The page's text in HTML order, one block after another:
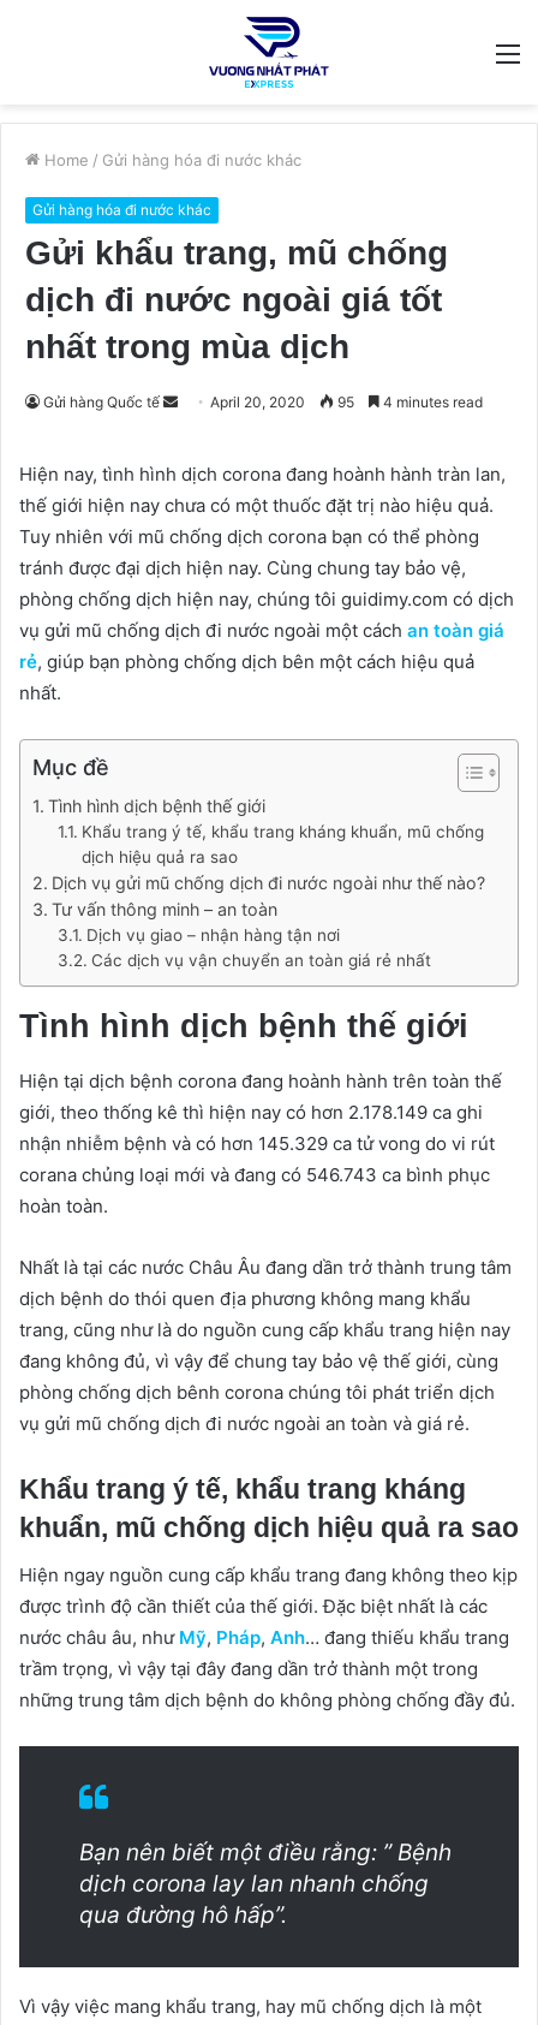
Home / Gửi hàng hóa đi nước khác
Gửi hàng hóa đi nước khác
Gửi khẩu trang, mũ chống
dịch đi nước ngoài giá tốt
nhất trong mùa dịch
Gửi hàng Quốc tế
SendApril 20, 2020 95 4 minutes read
Hiện nay, tình hình dịch corona đang hoành hành tràn lan,
thế giới hiện nay chưa có một thuốc đặt trị nào hiệu quả.
Tuy nhiên với mũ chống dịch corona bạn có thể phòng
tránh được đại dịch hiện nay. Cùng chung tay bảo vệ,
phòng chống dịch hiện nay, chúng tôi guidimy.com có dịch
vụ gửi mũ chống dịch đi nước ngoài một cách an toàn giá
rẻ, giúp bạn phòng chống dịch bên một cách hiệu quả
nhất.
Mục đề
Tình hình dịch bệnh thế giới
Khẩu trang ý tế, khẩu trang kháng khuẩn, mũ chống
dịch hiệu quả ra sao
Dịch vụ gửi mũ chống dịch đi nước ngoài như thế nào?
Tư vấn thông minh – an toàn
Dịch vụ giao – nhận hàng tận nơi
Các dịch vụ vận chuyển an toàn giá rẻ nhất
Tình hình dịch bệnh thế giới
Hiện tại dịch bệnh corona đang hoành hành trên toàn thế
giới, theo thống kê thì hiện nay có hơn 2.178.149 ca ghi
nhận nhiễm bệnh và có hơn 145.329 ca tử vong do vi rút
corana chủng loại mới và đang có 546.743 ca bình phục
hoàn toàn.
Nhất là tại các nước Châu Âu đang dần trở thành trung tâm
dịch bệnh do thói quen địa phương không mang khẩu
trang, cũng như là do nguồn cung cấp khẩu trang hiện nay
đang không đủ, vì vậy để chung tay bảo vệ thế giới, cùng
phòng chống dịch bênh corona chúng tôi phát triển dịch
vụ gửi mũ chống dịch đi nước ngoài an toàn và giá rẻ.
Khẩu trang ý tế, khẩu trang kháng
khuẩn, mũ chống dịch hiệu quả ra sao
Hiện ngay nguồn cung cấp khẩu trang đang không theo kịp
được trình độ cần thiết của thế giới. Đặc biệt nhất là các
nước châu âu, như Mỹ, Pháp, Anh… đang thiếu khẩu trang
trầm trọng, vì vậy tại đây đang dần trở thành một trong
những trung tâm dịch bệnh do không phòng chống đầy đủ.
Bạn nên biết một điều rằng: ” Bệnh
dịch corona lay lan nhanh chống
qua đường hô hấp”.
Vì vậy việc mang khẩu trang, hay mũ chống dịch là một